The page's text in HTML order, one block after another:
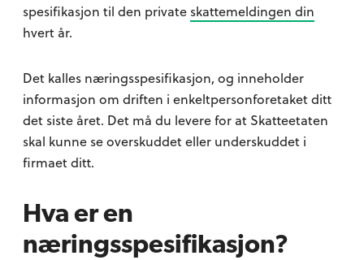
spesifikasjon til den private skattemeldingen din
hvert år.
Det kalles næringsspesifikasjon, og inneholder
informasjon om driften i enkeltpersonforetaket ditt
det siste året. Det må du levere for at Skatteetaten
skal kunne se overskuddet eller underskuddet i
firmaet ditt.
Hva er en
næringsspesifikasjon?